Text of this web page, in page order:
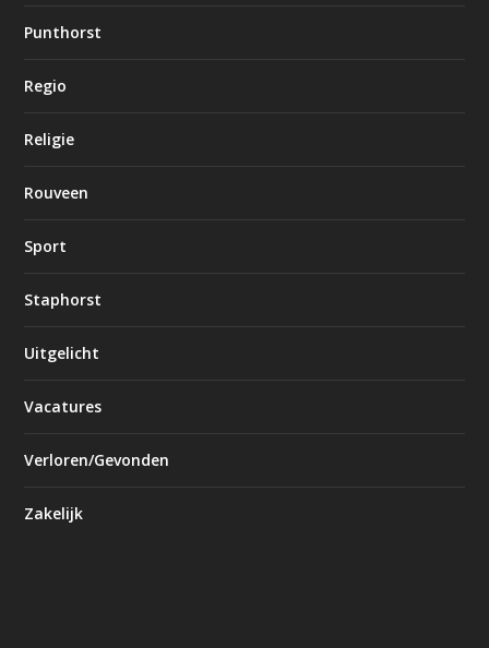
Punthorst
Regio
Religie
Rouveen
Sport
Staphorst
Uitgelicht
Vacatures
Verloren/Gevonden
Zakelijk